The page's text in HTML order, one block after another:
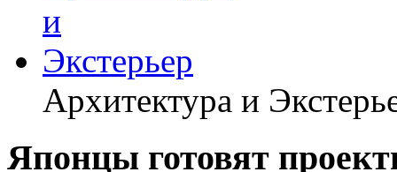
Архитектура и
Японцы готовят